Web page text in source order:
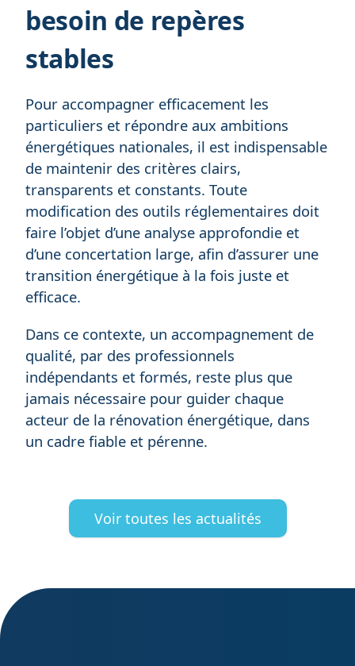
besoin de repères
stables
Pour accompagner efficacement les
particuliers et répondre aux ambitions
énergétiques nationales, il est indispensable
de maintenir des critères clairs,
transparents et constants. Toute
modification des outils réglementaires doit
faire l’objet d’une analyse approfondie et
d’une concertation large, afin d’assurer une
transition énergétique à la fois juste et
efficace.
Dans ce contexte, un accompagnement de
qualité, par des professionnels
indépendants et formés, reste plus que
jamais nécessaire pour guider chaque
acteur de la rénovation énergétique, dans
un cadre fiable et pérenne.
Voir toutes les actualités